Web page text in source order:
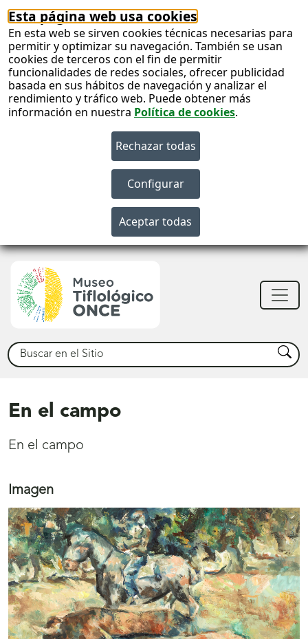
Esta página web usa cookies
En esta web se sirven cookies técnicas necesarias para
permitir y optimizar su navegación. También se usan
cookies de terceros con el fin de permitir
funcionalidades de redes sociales, ofrecer publicidad
basada en sus hábitos de navegación y analizar el
rendimiento y tráfico web. Puede obtener más
información en nuestra Política de cookies.
Buscar Buscar
En el campo
En el campo
Imagen